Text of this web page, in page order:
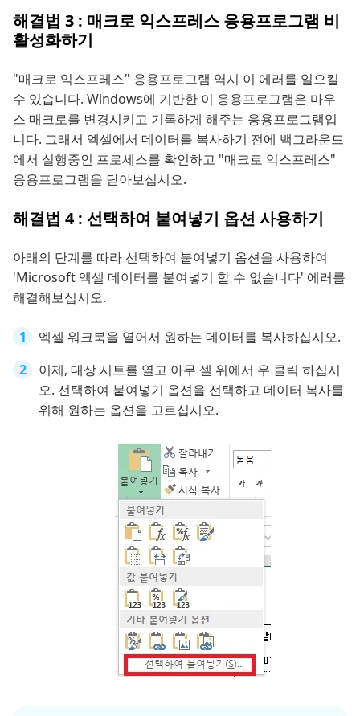
해결법 3 : 매크로 익스프레스 응용프로그램 비
활성화하기
"매크로 익스프레스" 응용프로그램 역시 이 에러를 일으킬
수 있습니다. Windows에 기반한 이 응용프로그램은 마우
스 매크로를 변경시키고 기록하게 해주는 응용프로그램입
니다. 그래서 엑셀에서 데이터를 복사하기 전에 백그라운드
에서 실행중인 프로세스를 확인하고 "매크로 익스프레스"
응용프로그램을 닫아보십시오.
해결법 4 : 선택하여 붙여넣기 옵션 사용하기
아래의 단계를 따라 선택하여 붙여넣기 옵션을 사용하여
'Microsoft 엑셀 데이터를 붙여넣기 할 수 없습니다' 에러를
해결해보십시오.
엑셀 워크북을 열어서 원하는 데이터를 복사하십시오.
이제, 대상 시트를 열고 아무 셀 위에서 우 클릭 하십시
오. 선택하여 붙여넣기 옵션을 선택하고 데이터 복사를
위해 원하는 옵션을 고르십시오.